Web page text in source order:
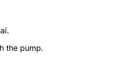
the pump.